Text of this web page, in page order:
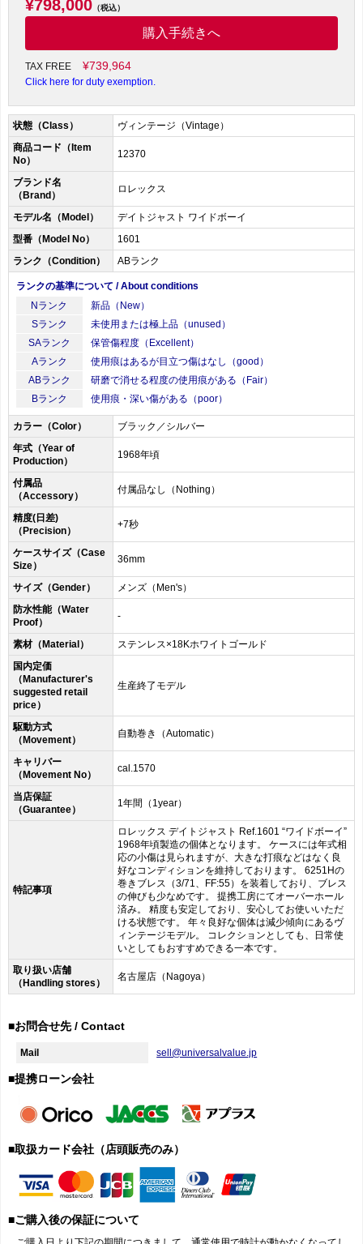
¥798,000（税込）
購入手続きへ
TAX FREE ¥739,964
Click here for duty exemption.
状態（Class）
ヴィンテージ（Vintage）
商品コード（Item
No）
12370
ブランド名
（Brand）
ロレックス
モデル名（Model）
デイトジャスト ワイドボーイ
型番（Model No）
1601
ランク（Condition）
ABランク
ランクの基準について / About conditions
Nランク
新品（New）
Sランク
未使用または極上品（unused）
SAランク
保管傷程度（Excellent）
Aランク
使用痕はあるが目立つ傷はなし（good）
ABランク
研磨で消せる程度の使用痕がある（Fair）
Bランク
使用痕・深い傷がある（poor）
カラー（Color）
ブラック／シルバー
年式（Year of
Production）
1968年頃
付属品
（Accessory）
付属品なし（Nothing）
精度(日差)
（Precision）
+7秒
ケースサイズ（Case
Size）
36mm
サイズ（Gender）
メンズ（Men's）
防水性能（Water
Proof）
-
素材（Material）
ステンレス×18Kホワイトゴールド
国内定価
（Manufacturer's
suggested retail
price）
生産終了モデル
駆動方式
（Movement）
自動巻き（Automatic）
キャリバー
（Movement No）
cal.1570
当店保証
（Guarantee）
1年間（1year）
特記事項
ロレックス デイトジャスト Ref.1601 “ワイドボーイ”
1968年頃製造の個体となります。 ケースには年式相
応の小傷は見られますが、大きな打痕などはなく良
好なコンディションを維持しております。 6251Hの
巻きブレス（3/71、FF:55）を装着しており、ブレス
の伸びも少なめです。 提携工房にてオーバーホール
済み。 精度も安定しており、安心してお使いいただ
ける状態です。 年々良好な個体は減少傾向にあるヴ
ィンテージモデル。 コレクションとしても、日常使
いとしてもおすすめできる一本です。
取り扱い店舗
（Handling stores）
名古屋店（Nagoya）
■お問合せ先 / Contact
Mail sell@universalvalue.jp
■提携ローン会社
■取扱カード会社（店頭販売のみ）
■ご購入後の保証について